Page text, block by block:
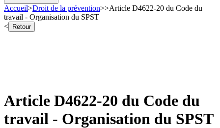
Accueil>Droit de la prévention>>Article D4622-20 du Code du
travail - Organisation du SPST
<
Retour
Article D4622-20 du Code du
travail - Organisation du SPST